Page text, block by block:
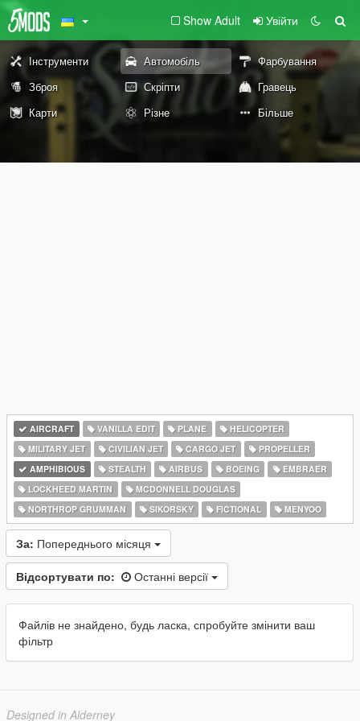
Show Adult Увійти
Інструменти Автомобіль
Фарбування
Зброя
Скріпти
Гравець
Карти
Різне Більше
AIRCRAFT VANILLA EDIT PLANE
HELICOPTER
MILITARY JET
CIVILIAN JET CARGO JET
PROPELLER
AMPHIBIOUS
STEALTH AIRBUS BOEING
EMBRAER
LOCKHEED MARTIN
MCDONNELL DOUGLAS
NORTHROP GRUMMAN
SIKORSKY FICTIONAL MENYOO
За: Попереднього місяця
Відсортувати по: Останні версії
Файлів не знайдено, будь ласка, спробуйте змінити ваш
фільтр
Designed in Alderney